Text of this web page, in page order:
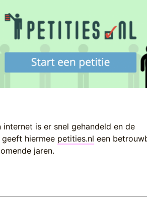
is er snel gehandeld en de
hiermee petities.nl een
jaren.